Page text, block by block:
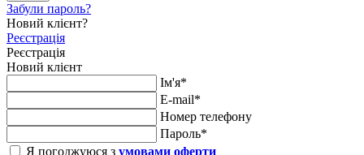
Забули пароль?
Новий клієнт?
Реєстрація
Реєстрація
Новий клієнт
Ім'я*
E-mail*
Номер телефону
Пароль*
Я погоджуюся з умовами оферти